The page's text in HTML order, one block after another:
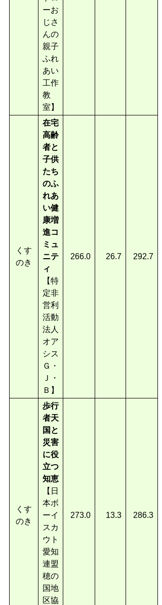
ーお
じさ
んの
親子
ふれ
あい
工作
教
室】
くす
のき
在宅
高齢
者と
子供
たち
のふ
れあ
い健
康増
進コ
ミュ
ニテ
ィ
【特
定非
営利
活動
法人
オア
シス
Ｇ・
Ｊ・
Ｂ】
266.0 26.7 292.7
くす
のき
歩行
者天
国と
災害
に役
立つ
知恵
【日
本ボ
ーイ
スカ
ウト
愛知
連盟
穂の
国地
区協
273.0 13.3 286.3